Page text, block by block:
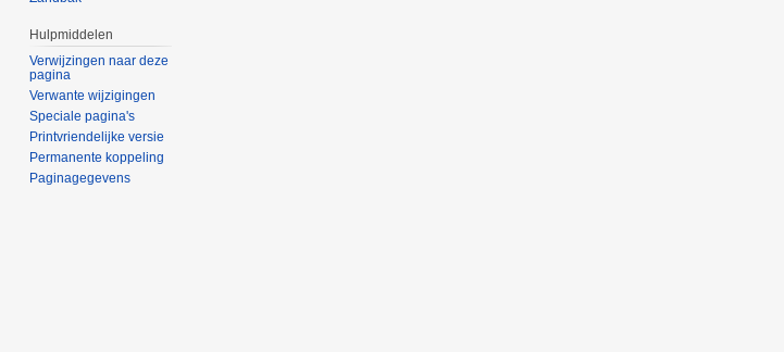
Hulpmiddelen
Verwijzingen naar deze
pagina
Verwante wijzigingen
Speciale pagina's
Printvriendelijke versie
Permanente koppeling
Paginagegevens